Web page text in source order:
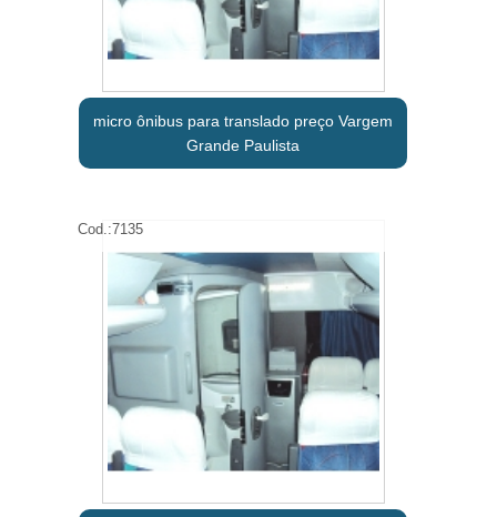
micro ônibus para translado preço Vargem
Grande Paulista
Cod.:7135